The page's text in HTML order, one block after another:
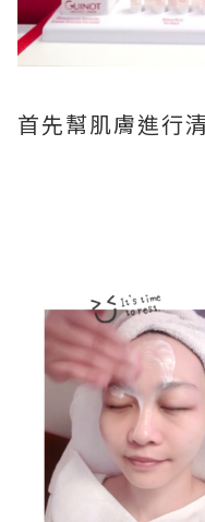
首先幫肌膚進行